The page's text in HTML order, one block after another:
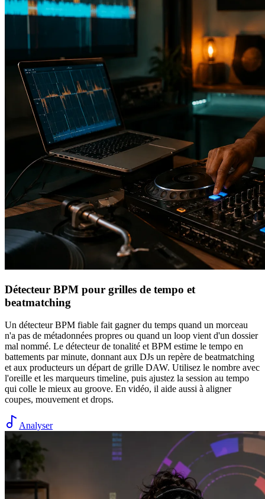
Détecteur BPM pour grilles de tempo et
beatmatching
Un détecteur BPM fiable fait gagner du temps quand un morceau
n'a pas de métadonnées propres ou quand un loop vient d'un dossier
mal nommé. Le détecteur de tonalité et BPM estime le tempo en
battements par minute, donnant aux DJs un repère de beatmatching
et aux producteurs un départ de grille DAW. Utilisez le nombre avec
l'oreille et les marqueurs timeline, puis ajustez la session au tempo
qui colle le mieux au groove. En vidéo, il aide aussi à aligner
coupes, mouvement et drops.
Analyser